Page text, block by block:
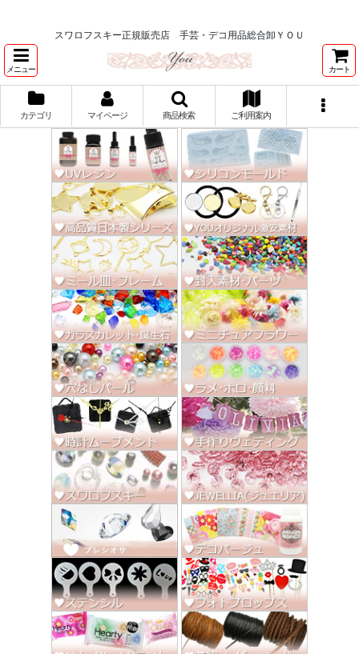
スワロフスキー正規販売店 手芸・デコ用品総合卸ＹＯＵ
メニュー カート
カテゴリ マイページ 商品検索 ご利用案内